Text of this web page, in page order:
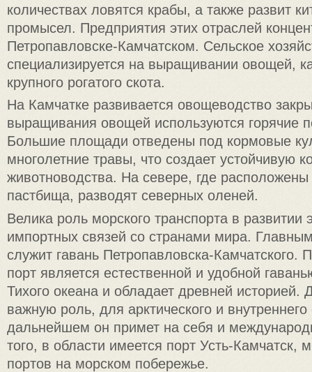
количествах ловятся крабы, а также развит
промысел. Предприятия этих отраслей
Петропавловске-Камчатском. Сельское
специализируется на выращивании овощей,
крупного рогатого скота.
На Камчатке развивается овощеводство
выращивания овощей используются горячие
Большие площади отведены под кормовые
многолетние травы, что создает устойчивую
животноводства. На севере, где
пастбища, разводят северных оленей.
Велика роль морского транспорта в развитии
импортных связей со странами мира.
служит гавань Петропавловска-Камчатского.
порт является естественной и удобной
Тихого океана и обладает древней историей.
важную роль, для арктического и внутреннего
дальнейшем он примет на себя и
того, в области имеется порт Усть-Камчатск,
портов на морском побережье.